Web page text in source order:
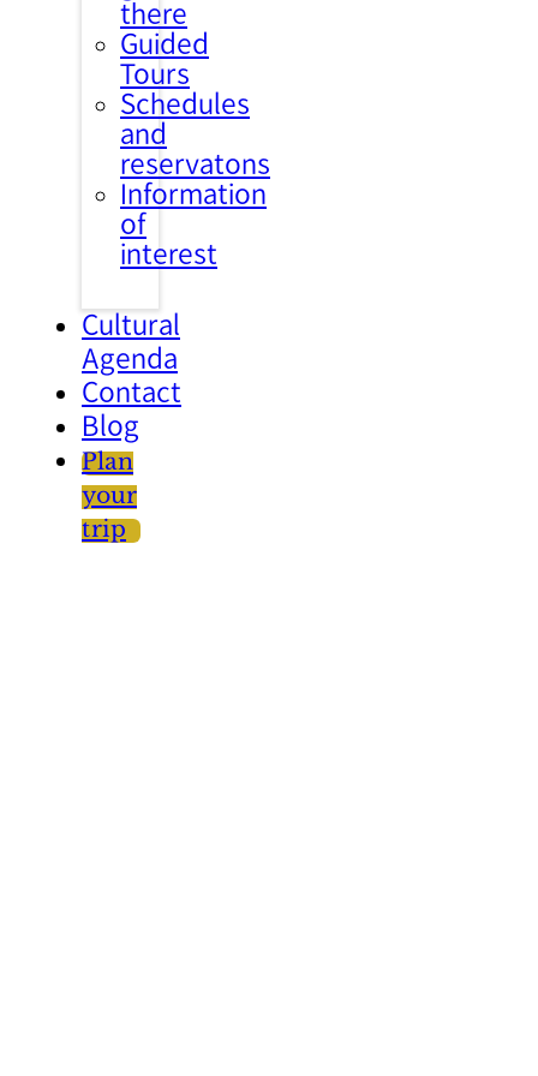
there
Guided
Tours
Schedules
and
reservatons
Information
of
interest
Cultural
Agenda
Contact
Blog
Plan
your
trip